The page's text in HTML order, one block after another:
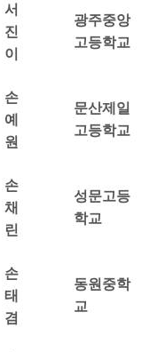
서
진
이
광주중앙
고등학교
손
예
원
문산제일
고등학교
손
채
린
성문고등
학교
손
태
겸
동원중학
교